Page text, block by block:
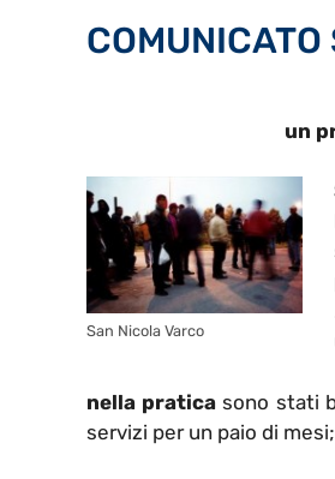
COMUNICATO
un
San Nicola Varco
nella praticasono stati
servizi per un paio di mesi;